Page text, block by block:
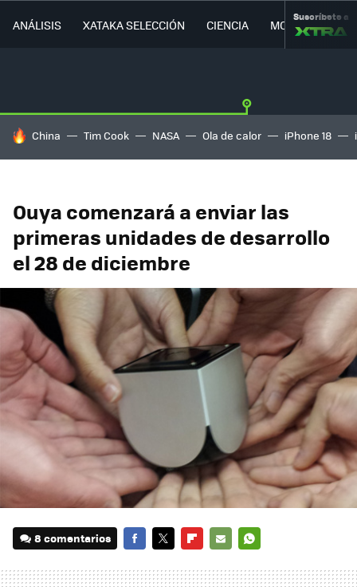
ANÁLISIS XATAKA SELECCIÓN CIENCIA MOVILIDAD
Suscríbete a
HOY SE HABLA DE
China Tim Cook NASA Ola de calor iPhone 18
Ouya comenzará a enviar las
primeras unidades de desarrollo
el 28 de diciembre
8 comentarios
MAIL